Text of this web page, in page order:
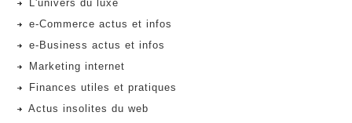
L'univers du luxe
e-Commerce actus et infos
e-Business actus et infos
Marketing internet
Finances utiles et pratiques
Actus insolites du web